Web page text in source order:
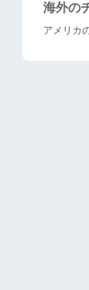
海外の
アメリカ